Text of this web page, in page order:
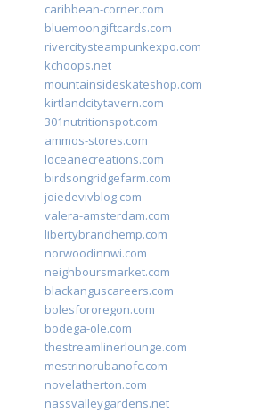
caribbean-corner.com
bluemoongiftcards.com
rivercitysteampunkexpo.com
kchoops.net
mountainsideskateshop.com
kirtlandcitytavern.com
301nutritionspot.com
ammos-stores.com
loceanecreations.com
birdsongridgefarm.com
joiedevivblog.com
valera-amsterdam.com
libertybrandhemp.com
norwoodinnwi.com
neighboursmarket.com
blackanguscareers.com
bolesfororegon.com
bodega-ole.com
thestreamlinerlounge.com
mestrinorubanofc.com
novelatherton.com
nassvalleygardens.net